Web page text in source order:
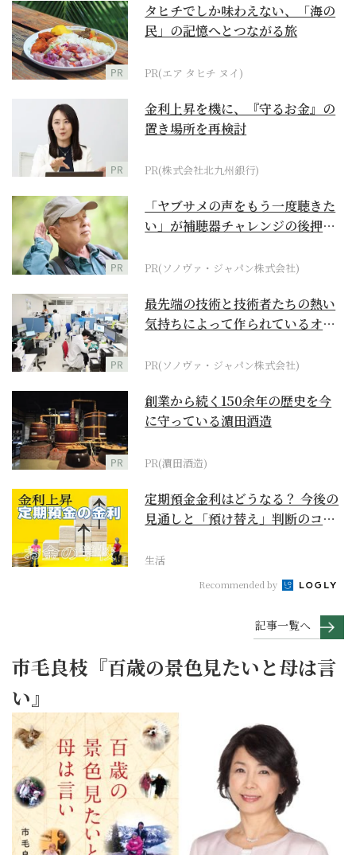
PR
タヒチでしか味わえない、「海の
民」の記憶へとつながる旅
PR(エア タヒチ ヌイ)
PR
金利上昇を機に、『守るお金』の
置き場所を再検討
PR(株式会社北九州銀行)
PR
「ヤブサメの声をもう一度聴きた
い」が補聴器チャレンジの後押し
PR(ソノヴァ・ジャパン株式会社)
PR
最先端の技術と技術者たちの熱い
気持ちによって作られているオー
PR(ソノヴァ・ジャパン株式会社)
PR
創業から続く150余年の歴史を今
に守っている濵田酒造
PR(濵田酒造)
定期預金金利はどうなる？ 今後の
見通しと「預け替え」判断のコツ
生活
Recommended by
記事一覧へ
市毛良枝『百歳の景色見たいと母は言
い』